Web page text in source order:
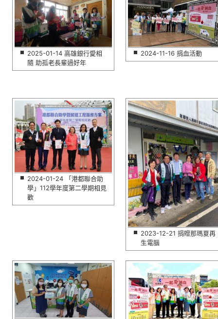
2025-01-14 高雄銀行愛相
隨 助孤老長輩過好年
2024-11-16 捐血活動
2024-01-24 「港都聯合助
學」112學年度第二學期相見
歡
2023-12-21 捐贈那瑪夏再
生電腦